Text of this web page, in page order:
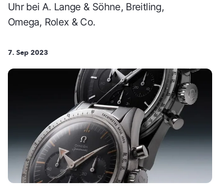
Uhr bei A. Lange & Söhne, Breitling,
Omega, Rolex & Co.
7. Sep 2023